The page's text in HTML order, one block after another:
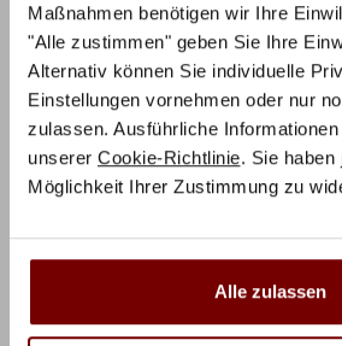
Maßnahmen benötigen wir Ihre
"Alle zustimmen" geben Sie Ihre
Alternativ können Sie individuelle
Einstellungen vornehmen oder nur
zulassen. Ausführliche
unserer Cookie-Richtlinie. Sie haben
Möglichkeit Ihrer Zustimmung zu
Alle zulassen
Luxusmatratze bietet dabei
und Ihre Gäste.
Wählen Sie die Stoffbezüge des
Ausführung der Beine ganz nach
Wunschvorstellungen und passend
aus.
Zusätzliche Informationen
Herstellerinformation